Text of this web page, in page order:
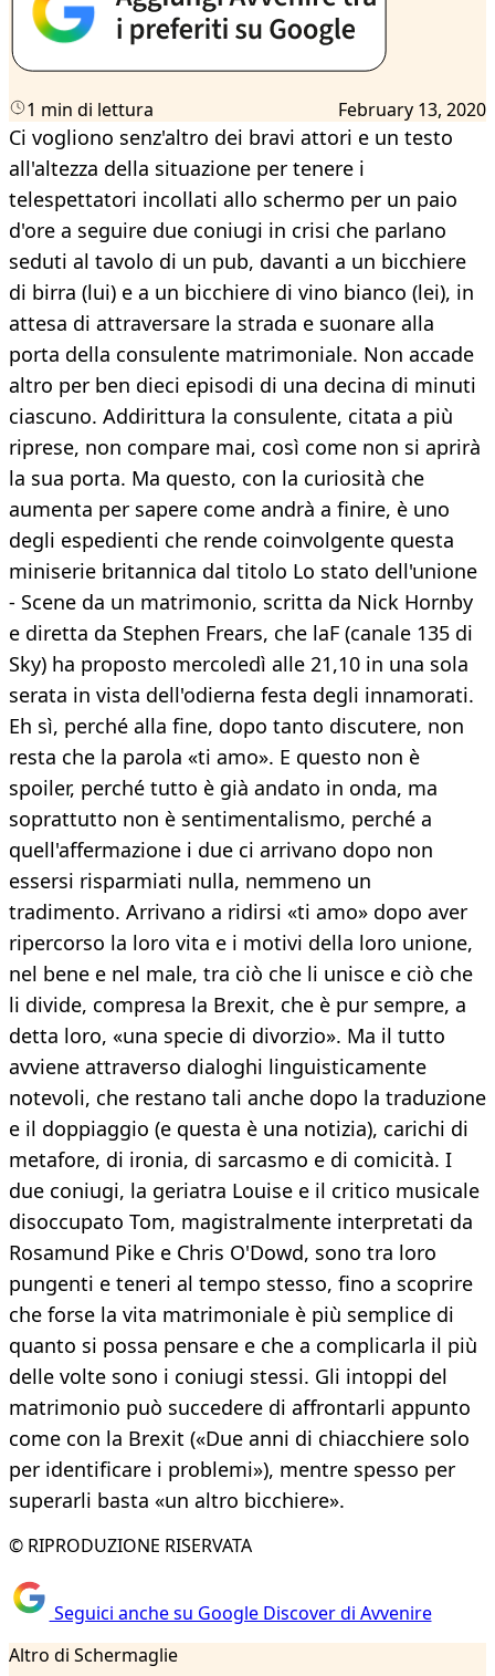
1 min di lettura February 13, 2020
Ci vogliono senz'altro dei bravi attori e un testo
all'altezza della situazione per tenere i
telespettatori incollati allo schermo per un paio
d'ore a seguire due coniugi in crisi che parlano
seduti al tavolo di un pub, davanti a un bicchiere
di birra (lui) e a un bicchiere di vino bianco (lei), in
attesa di attraversare la strada e suonare alla
porta della consulente matrimoniale. Non accade
altro per ben dieci episodi di una decina di minuti
ciascuno. Addirittura la consulente, citata a più
riprese, non compare mai, così come non si aprirà
la sua porta. Ma questo, con la curiosità che
aumenta per sapere come andrà a finire, è uno
degli espedienti che rende coinvolgente questa
miniserie britannica dal titolo Lo stato dell'unione
- Scene da un matrimonio, scritta da Nick Hornby
e diretta da Stephen Frears, che laF (canale 135 di
Sky) ha proposto mercoledì alle 21,10 in una sola
serata in vista dell'odierna festa degli innamorati.
Eh sì, perché alla fine, dopo tanto discutere, non
resta che la parola «ti amo». E questo non è
spoiler, perché tutto è già andato in onda, ma
soprattutto non è sentimentalismo, perché a
quell'affermazione i due ci arrivano dopo non
essersi risparmiati nulla, nemmeno un
tradimento. Arrivano a ridirsi «ti amo» dopo aver
ripercorso la loro vita e i motivi della loro unione,
nel bene e nel male, tra ciò che li unisce e ciò che
li divide, compresa la Brexit, che è pur sempre, a
detta loro, «una specie di divorzio». Ma il tutto
avviene attraverso dialoghi linguisticamente
notevoli, che restano tali anche dopo la traduzione
e il doppiaggio (e questa è una notizia), carichi di
metafore, di ironia, di sarcasmo e di comicità. I
due coniugi, la geriatra Louise e il critico musicale
disoccupato Tom, magistralmente interpretati da
Rosamund Pike e Chris O'Dowd, sono tra loro
pungenti e teneri al tempo stesso, fino a scoprire
che forse la vita matrimoniale è più semplice di
quanto si possa pensare e che a complicarla il più
delle volte sono i coniugi stessi. Gli intoppi del
matrimonio può succedere di affrontarli appunto
come con la Brexit («Due anni di chiacchiere solo
per identificare i problemi»), mentre spesso per
superarli basta «un altro bicchiere».
© RIPRODUZIONE RISERVATA
Seguici anche su Google Discover di Avvenire
Altro di Schermaglie